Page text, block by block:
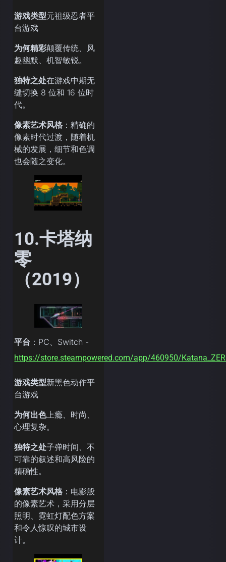
游戏类型元祖级忍者平
台游戏
为何精彩颠覆传统、风
趣幽默、机智敏锐。
独特之处在游戏中期无
缝切换 8 位和 16 位时
代。
像素艺术风格 ：精确的
像素时代过渡，随着机
械的发展，细节和色调
也会随之变化。
10.卡塔纳
零
（2019）
平台 ：PC、Switch -
https://store.steampowered.com/app/460950/
游戏类型新黑色动作平
台游戏
为何出色上瘾、时尚、
心理复杂。
独特之处子弹时间、不
可靠的叙述和高风险的
精确性。
像素艺术风格 ：电影般
的像素艺术，采用分层
照明、霓虹灯配色方案
和令人惊叹的城市设
计。